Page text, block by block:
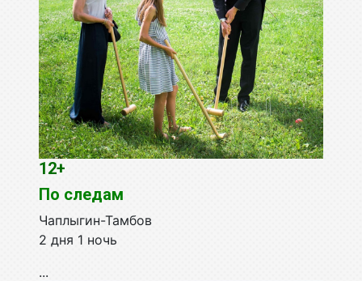
12+
По следам
Чаплыгин-Тамбов
2 дня 1 ночь
...